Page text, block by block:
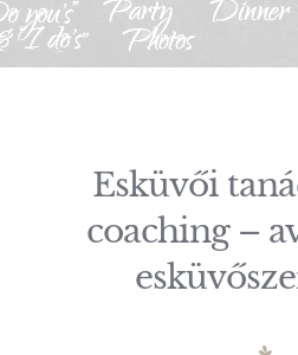
Esküvői
coaching –